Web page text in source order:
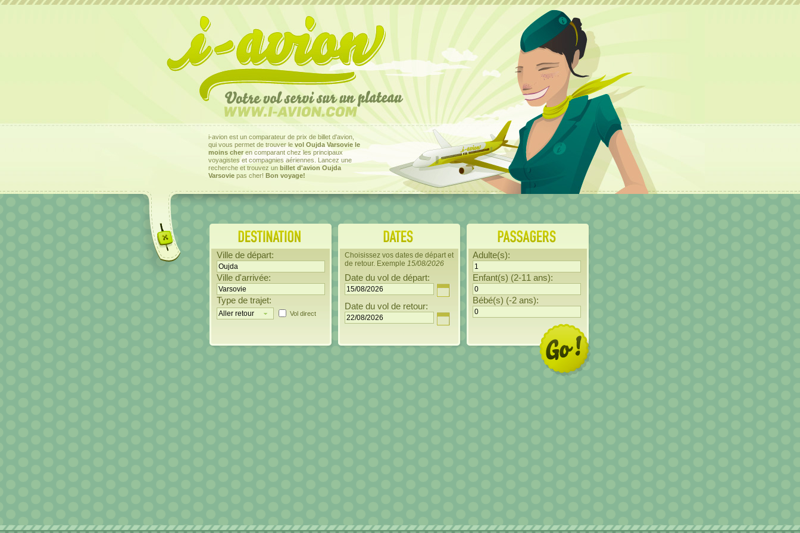
i-avion est un comparateur de prix de billet d'avion,
qui vous permet de trouver le vol Oujda Varsovie le
moins cher en comparant chez les principaux
voyagistes et compagnies aériennes. Lancez une
recherche et trouvez un billet d'avion Oujda
Varsovie pas cher! Bon voyage!
Ville de départ:
Ville d'arrivée:
Type de trajet:
Vol direct
Choisissez vos dates de départ et
de retour. Exemple 15/08/2026
Date du vol de départ:
Date du vol de retour:
Adulte(s):
Enfant(s) (2-11 ans):
Bébé(s) (-2 ans):